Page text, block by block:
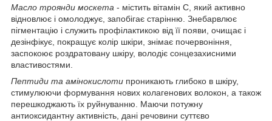
Масло троянди москета - містить вітамін С, який активно
відновлює і омолоджує, запобігає старінню. Знебарвлює
пігментацію і служить профілактикою від її появи, очищає і
дезінфікує, покращує колір шкіри, знімає почервоніння,
заспокоює роздратовану шкіру, володіє сонцезахисними
властивостями.
Пептиди та амінокислоти проникають глибоко в шкіру,
стимулюючи формування нових колагенових волокон, а також
перешкоджають їх руйнуванню. Маючи потужну
антиоксидантну активність, дані речовини суттєво